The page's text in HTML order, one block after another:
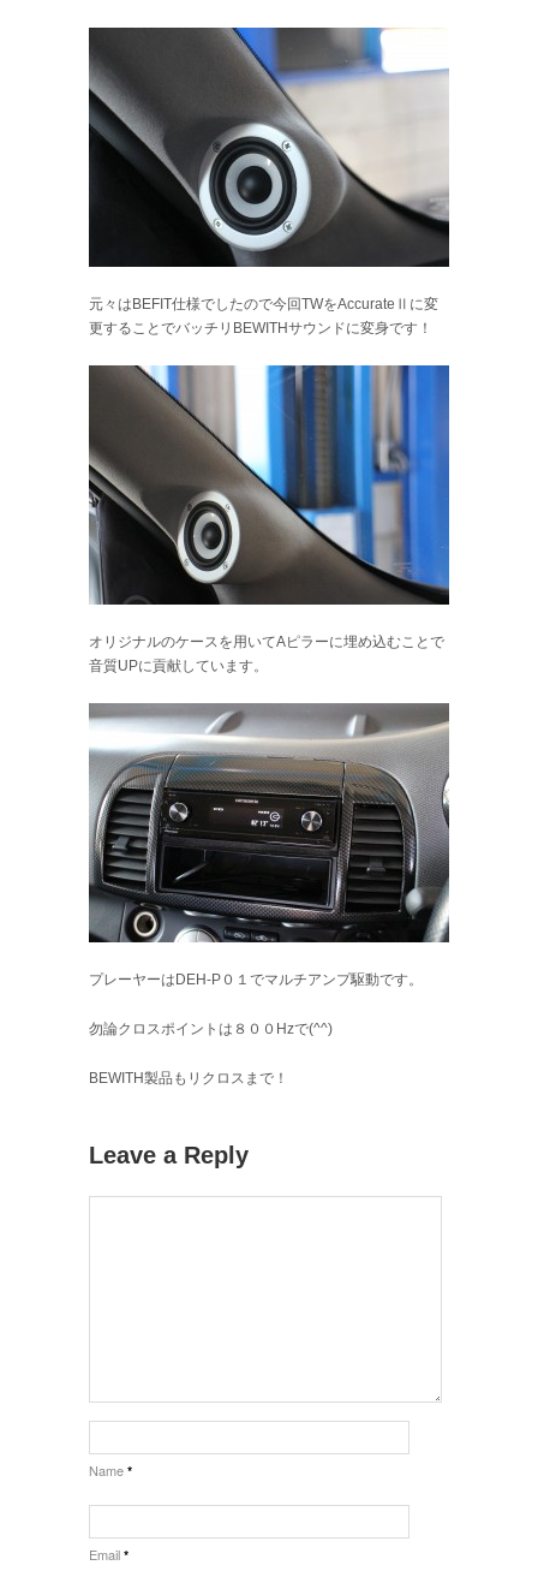
元々はBEFIT仕様でしたので今回TWをAccurateⅡに変
更することでバッチリBEWITHサウンドに変身です！
オリジナルのケースを用いてAピラーに埋め込むことで
音質UPに貢献しています。
プレーヤーはDEH-P０１でマルチアンプ駆動です。
勿論クロスポイントは８００Hzで(^^)
BEWITH製品もリクロスまで！
Leave a Reply
Name *
Email *